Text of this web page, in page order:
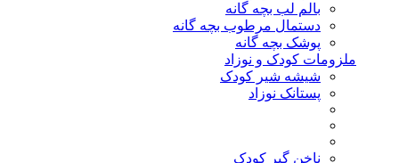
بالم لب بچه گانه
دستمال مرطوب بچه گانه
پوشک بچه گانه
ملزومات کودک و نوزاد
شیشه شیر کودک
پستانک نوزاد
ناخن گیر کودک